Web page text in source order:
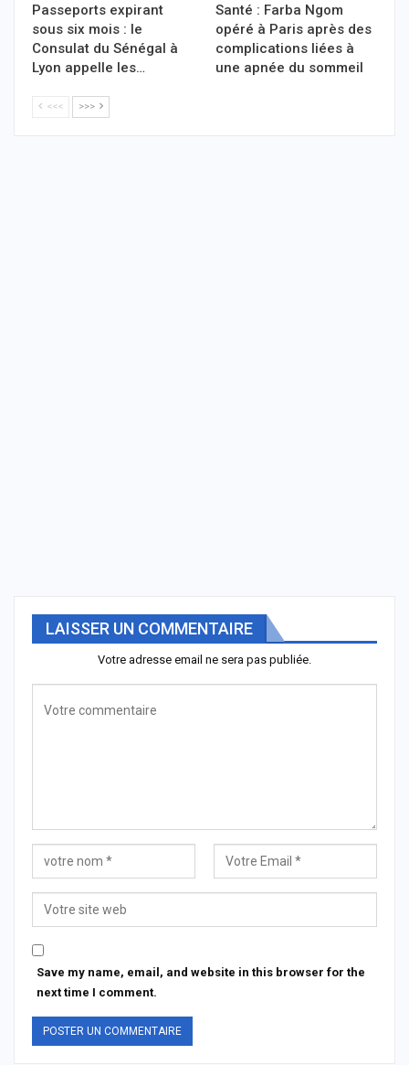
Passeports expirant
sous six mois : le
Consulat du Sénégal à
Lyon appelle les…
Santé : Farba Ngom
opéré à Paris après des
complications liées à
une apnée du sommeil
<<< >>>
LAISSER UN COMMENTAIRE
Votre adresse email ne sera pas publiée.
Save my name, email, and website in this browser for the
next time I comment.